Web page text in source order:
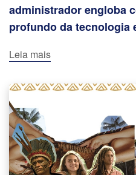
administrador engloba
profundo da tecnologia
Leia mais